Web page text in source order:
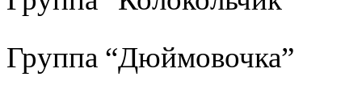
Группа “Дюймовочка”